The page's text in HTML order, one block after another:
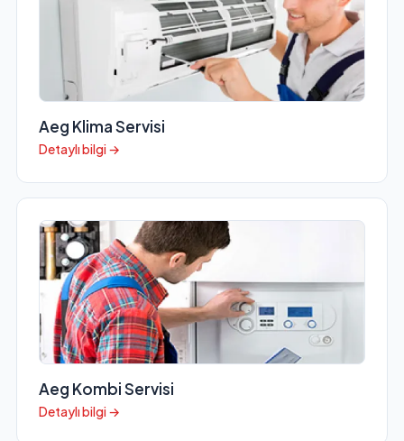
Aeg Klima Servisi
Detaylı bilgi →
Aeg Kombi Servisi
Detaylı bilgi →